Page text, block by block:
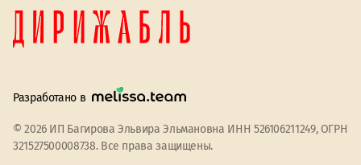
Разработано в
© 2026 ИП Багирова Эльвира Эльмановна ИНН 526106211249, ОГРН
321527500008738. Все права защищены.